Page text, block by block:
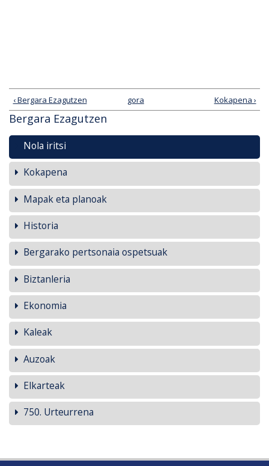
‹ Bergara Ezagutzen gora Kokapena ›
Bergara Ezagutzen
Nola iritsi
Kokapena
Mapak eta planoak
Historia
Bergarako pertsonaia ospetsuak
Biztanleria
Ekonomia
Kaleak
Auzoak
Elkarteak
750. Urteurrena